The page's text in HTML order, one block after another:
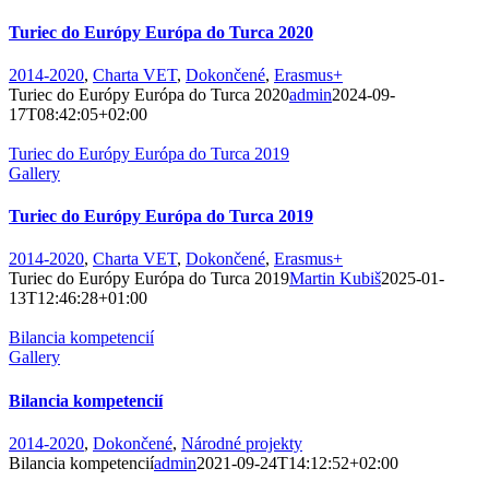
Turiec do Európy Európa do Turca 2020
2014-2020, Charta VET, Dokončené, Erasmus+
Turiec do Európy Európa do Turca 2020admin2024-09-
17T08:42:05+02:00
Turiec do Európy Európa do Turca 2019
Gallery
Turiec do Európy Európa do Turca 2019
2014-2020, Charta VET, Dokončené, Erasmus+
Turiec do Európy Európa do Turca 2019Martin Kubiš2025-01-
13T12:46:28+01:00
Bilancia kompetencií
Gallery
Bilancia kompetencií
2014-2020, Dokončené, Národné projekty
Bilancia kompetenciíadmin2021-09-24T14:12:52+02:00